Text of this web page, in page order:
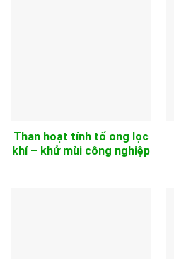
Than hoạt tính tổ ong lọc
khí – khử mùi công nghiệp